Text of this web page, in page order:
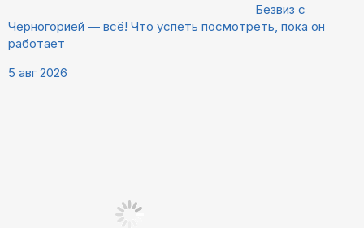
Безвиз с
Черногорией — всё! Что успеть посмотреть, пока он
работает
5 авг 2026